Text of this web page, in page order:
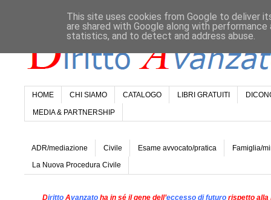
HOME CHI SIAMO CATALOGO LIBRI GRATUITI
MEDIA & PARTNERSHIP
ADR/mediazione Civile Esame avvocato/pratica Famiglia/
La Nuova Procedura Civile
Diritto Avanzato ha in sé il gene dell’eccesso di futuro rispetto alla
This site uses cookies from Google to deliver
are shared with Google along with
statistics, and to detect and address abuse.